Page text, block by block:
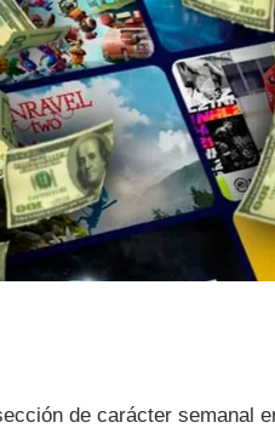
de carácter semanal